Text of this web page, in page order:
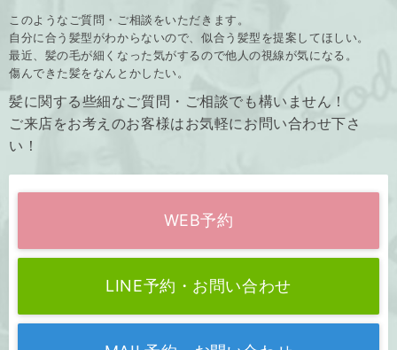
このようなご質問・ご相談をいただきます。
自分に合う髪型がわからないので、似合う髪型を提案してほしい。
最近、髪の毛が細くなった気がするので他人の視線が気になる。
傷んできた髪をなんとかしたい。
髪に関する些細なご質問・ご相談でも構いません！
ご来店をお考えのお客様はお気軽にお問い合わせ下さ
い！
WEB予約
LINE予約・お問い合わせ